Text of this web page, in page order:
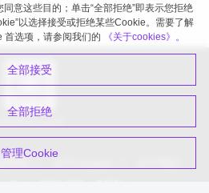
同意这些目的；单击“全部拒绝”即表示您拒绝
以选择接受或拒绝某些Cookie。需要了解
首选项，请参阅我们的
《关于cookies》。
全部接受
全部拒绝
管理Cookie